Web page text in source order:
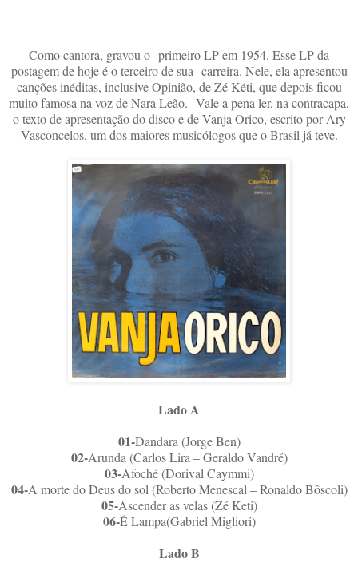
Como cantora, gravou o primeiro LP em 1954. Esse LP da
postagem de hoje é o terceiro de sua carreira. Nele, ela apresentou
canções inéditas, inclusive Opinião, de Zé Kéti, que depois ficou
muito famosa na voz de Nara Leão. Vale a pena ler, na contracapa,
o texto de apresentação do disco e de Vanja Orico, escrito por Ary
Vasconcelos, um dos maiores musicólogos que o Brasil já teve.
Lado A
01-Dandara (Jorge Ben)
02-Arunda (Carlos Lira – Geraldo Vandré)
03-Afoché (Dorival Caymmi)
04-A morte do Deus do sol (Roberto Menescal – Ronaldo Bôscoli)
05-Ascender as velas (Zé Keti)
06-É Lampa(Gabriel Migliori)
Lado B